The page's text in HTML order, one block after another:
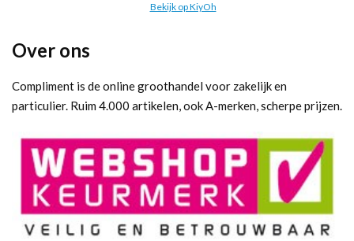
Bekijk op KiyOh
Over ons
Compliment is de online groothandel voor zakelijk en
particulier. Ruim 4.000 artikelen, ook A-merken, scherpe prijzen.